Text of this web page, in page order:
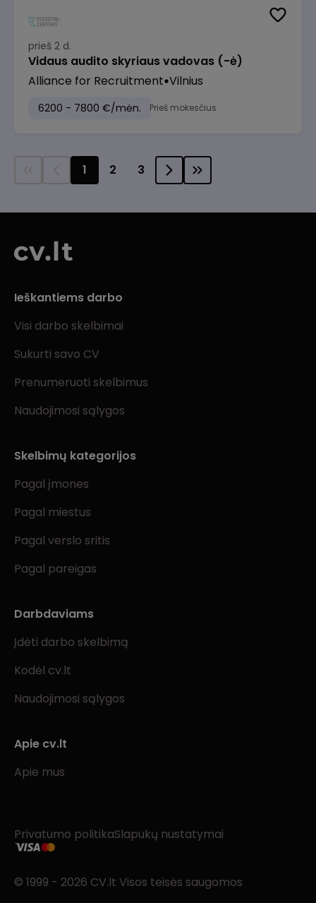
prieš 2 d.
Vidaus audito skyriaus vadovas (-ė)
Alliance for Recruitment Vilnius
6200 - 7800 €/mėn. Prieš mokesčius
1 2 3
Ieškantiems darbo
Visi darbo skelbimai
Sukurti savo CV
Prenumeruoti skelbimus
Naudojimosi sąlygos
Skelbimų kategorijos
Pagal įmones
Pagal miestus
Pagal verslo sritis
Pagal pareigas
Darbdaviams
Įdėti darbo skelbimą
Kodėl cv.lt
Naudojimosi sąlygos
Apie cv.lt
Apie mus
Privatumo politikaSlapukų nustatymai
© 1999 - 2026 CV.lt Visos teisės saugomos